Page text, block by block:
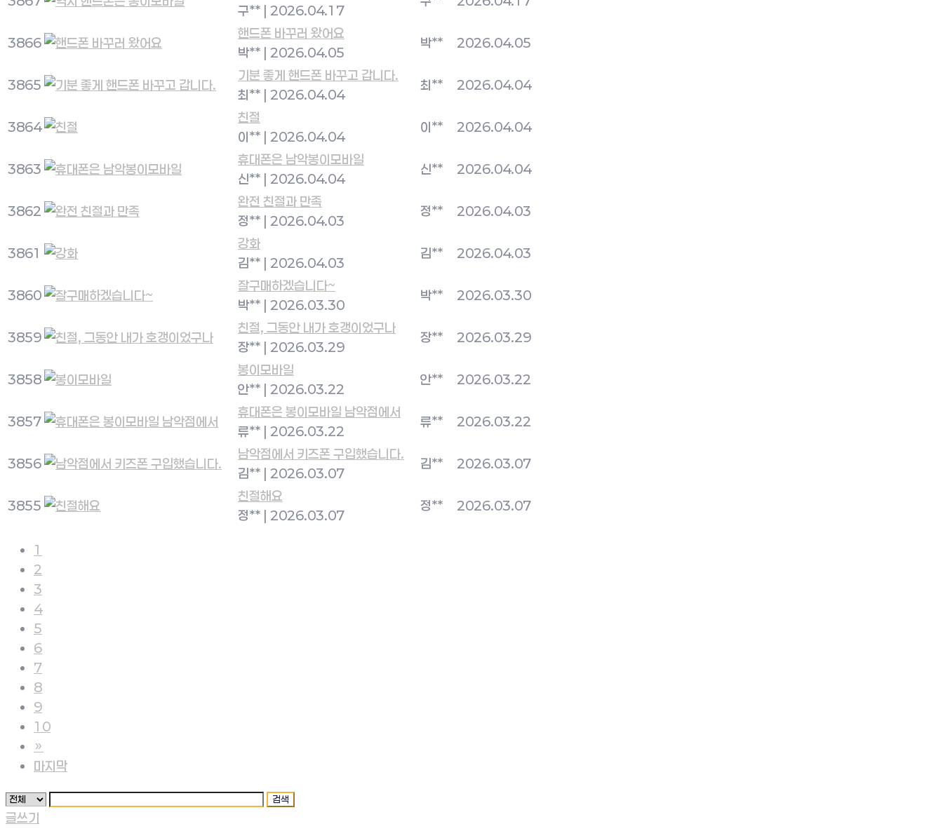
구**
2026.04.17
3866
핸드폰 바꾸러 왔어요
박**
2026.04.05
박** 2026.04.05
3865
기분 좋게 핸드폰 바꾸고 갑니다.
최**
2026.04.04
최** 2026.04.04
3864
친절
이**
2026.04.04
이** 2026.04.04
3863
휴대폰은 남악봉이모바일
신**
2026.04.04
신** 2026.04.04
3862
완전 친절과 만족
정**
2026.04.03
정** 2026.04.03
3861
강화
김**
2026.04.03
김** 2026.04.03
3860
잘구매하겠습니다~
박**
2026.03.30
박** 2026.03.30
3859
친절, 그동안 내가 호갱이었구나
장**
2026.03.29
장** 2026.03.29
3858
봉이모바일
안**
2026.03.22
안** 2026.03.22
3857
휴대폰은 봉이모바일 남악점에서
류**
2026.03.22
류** 2026.03.22
3856
남악점에서 키즈폰 구입했습니다.
김**
2026.03.07
김** 2026.03.07
3855
친절해요
정**
2026.03.07
정** 2026.03.07
1
2
3
4
5
6
7
8
9
10
»
마지막
검색
글쓰기